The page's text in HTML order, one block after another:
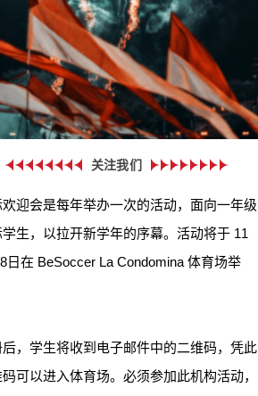
关注我们
欢迎会是每年举办一次的活动，面向一年级
学生，以拉开新学年的序幕。活动将于 11
日在 BeSoccer La Condomina 体育场举
，学生将收到电子邮件中的二维码，凭此
码可以进入体育场。必须参加此机构活动，